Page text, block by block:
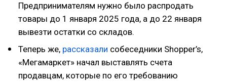
Предпринимателям нужно было распродать
товары до 1 января 2025 года, а до 22 января
вывезти остатки со складов.
Теперь же, рассказали собеседники Shopper’s,
«Мегамаркет» начал выставлять счета
продавцам, которые по его требованию